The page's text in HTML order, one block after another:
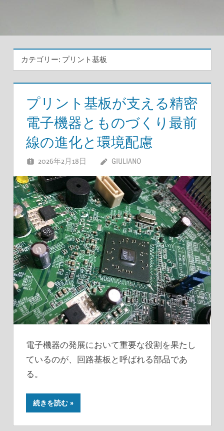
カテゴリー: プリント基板
プリント基板が支える精密
電子機器とものづくり最前
線の進化と環境配慮
2026年2月18日 GIULIANO
電子機器の発展において重要な役割を果たし
ているのが、回路基板と呼ばれる部品であ
る。
続きを読む